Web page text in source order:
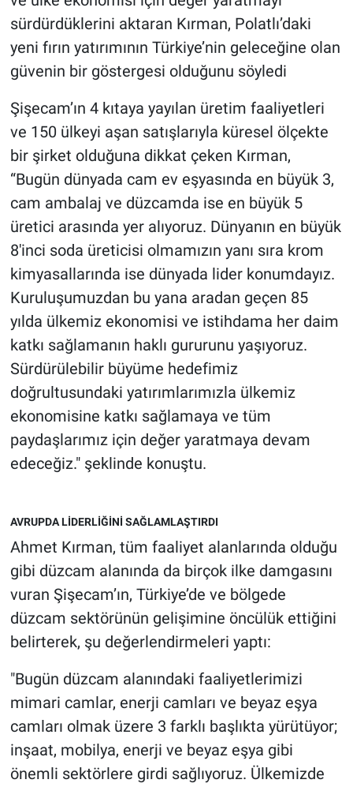
sürdürdüklerini aktaran Kırman, Polatlı’daki
yeni fırın yatırımının Türkiye’nin geleceğine olan
güvenin bir göstergesi olduğunu söyledi
Şişecam’ın 4 kıtaya yayılan üretim faaliyetleri
ve 150 ülkeyi aşan satışlarıyla küresel ölçekte
bir şirket olduğuna dikkat çeken Kırman,
“Bugün dünyada cam ev eşyasında en büyük 3,
cam ambalaj ve düzcamda ise en büyük 5
üretici arasında yer alıyoruz. Dünyanın en büyük
8'inci soda üreticisi olmamızın yanı sıra krom
kimyasallarında ise dünyada lider konumdayız.
Kuruluşumuzdan bu yana aradan geçen 85
yılda ülkemiz ekonomisi ve istihdama her daim
katkı sağlamanın haklı gururunu yaşıyoruz.
Sürdürülebilir büyüme hedefimiz
doğrultusundaki yatırımlarımızla ülkemiz
ekonomisine katkı sağlamaya ve tüm
paydaşlarımız için değer yaratmaya devam
edeceğiz." şeklinde konuştu.
AVRUPDA LİDERLİĞİNİ SAĞLAMLAŞTIRDI
Ahmet Kırman, tüm faaliyet alanlarında olduğu
gibi düzcam alanında da birçok ilke damgasını
vuran Şişecam’ın, Türkiye’de ve bölgede
düzcam sektörünün gelişimine öncülük ettiğini
belirterek, şu değerlendirmeleri yaptı:
"Bugün düzcam alanındaki faaliyetlerimizi
mimari camlar, enerji camları ve beyaz eşya
camları olmak üzere 3 farklı başlıkta yürütüyor;
inşaat, mobilya, enerji ve beyaz eşya gibi
önemli sektörlere girdi sağlıyoruz. Ülkemizde